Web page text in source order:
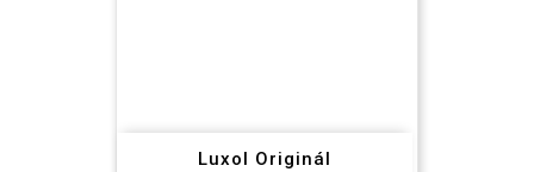
Luxol Originál